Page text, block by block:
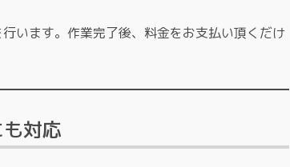
います。作業完了後、料金をお支払い頂くだけ
対応